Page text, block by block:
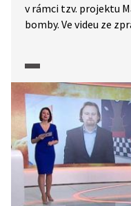
v rámci tzv. projektu
bomby. Ve videu ze
Jak trávili dny volna,
nebo co ve středisku